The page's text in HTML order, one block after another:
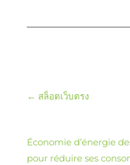
← สล็อตเว็บตรง
Économie d’énergie
pour réduire ses